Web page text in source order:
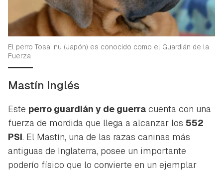
El perro Tosa Inu (Japón) es conocido como el Guardián de la
Fuerza
Mastín Inglés
Este perro guardián y de guerra cuenta con una
fuerza de mordida que llega a alcanzar los 552
PSI. El Mastín, una de las razas caninas más
antiguas de Inglaterra, posee un importante
poderío físico que lo convierte en un ejemplar